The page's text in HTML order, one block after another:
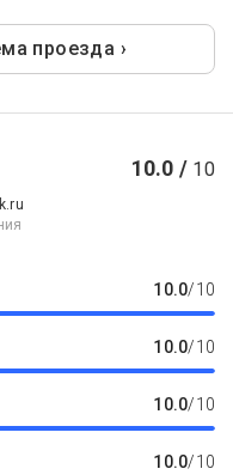
проезда ›
10.0 / 10
10.0/10
10.0/10
10.0/10
10.0/10